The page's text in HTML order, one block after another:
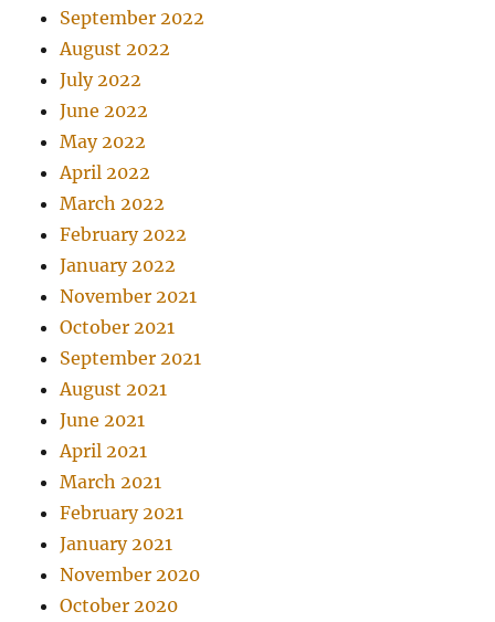
September 2022
August 2022
July 2022
June 2022
May 2022
April 2022
March 2022
February 2022
January 2022
November 2021
October 2021
September 2021
August 2021
June 2021
April 2021
March 2021
February 2021
January 2021
November 2020
October 2020